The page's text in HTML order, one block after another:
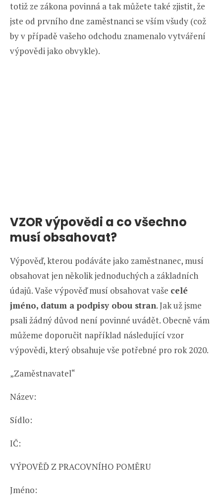
totiž ze zákona povinná a tak můžete také zjistit, že
jste od prvního dne zaměstnanci se vším všudy (což
by v případě vašeho odchodu znamenalo vytváření
výpovědi jako obvykle).
VZOR výpovědi a co všechno
musí obsahovat?
Výpověď, kterou podáváte jako zaměstnanec, musí
obsahovat jen několik jednoduchých a základních
údajů. Vaše výpověď musí obsahovat vaše celé
jméno, datum a podpisy obou stran. Jak už jsme
psali žádný důvod není povinné uvádět. Obecně vám
můžeme doporučit například následující vzor
výpovědi, který obsahuje vše potřebné pro rok 2020.
„Zaměstnavatel“
Název:
Sídlo:
IČ:
VÝPOVĚĎ Z PRACOVNÍHO POMĚRU
Jméno: